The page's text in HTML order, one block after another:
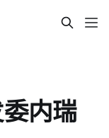
内瑞